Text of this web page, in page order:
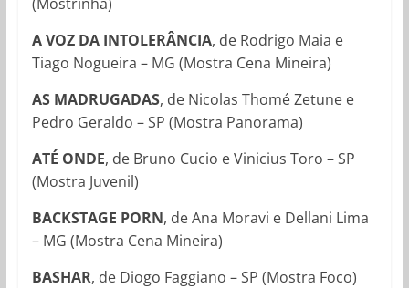
A VOZ DA INTOLERÂNCIA, de Rodrigo Maia e
Tiago Nogueira – MG (Mostra Cena Mineira)
AS MADRUGADAS, de Nicolas Thomé Zetune e
Pedro Geraldo – SP (Mostra Panorama)
ATÉ ONDE, de Bruno Cucio e Vinicius Toro – SP
(Mostra Juvenil)
BACKSTAGE PORN, de Ana Moravi e Dellani Lima
– MG (Mostra Cena Mineira)
BASHAR, de Diogo Faggiano – SP (Mostra Foco)